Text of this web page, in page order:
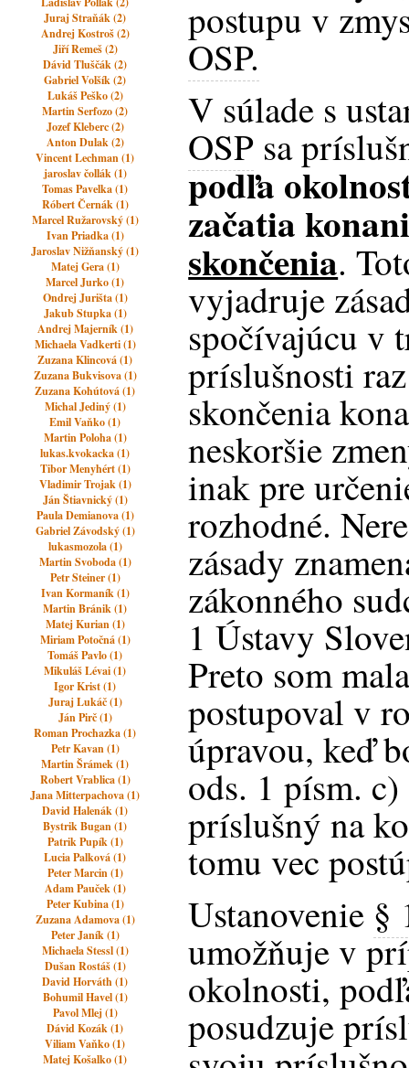
Juraj Straňák (2)
Andrej Kostroš (2)
Jiří Remeš (2)
Dávid Tluščák (2)
Gabriel Volšík (2)
Lukáš Peško (2)
Martin Serfozo (2)
Jozef Kleberc (2)
Anton Dulak (2)
Vincent Lechman (1)
jaroslav čollák (1)
Tomas Pavelka (1)
Róbert Černák (1)
Marcel Ružarovský (1)
Ivan Priadka (1)
Jaroslav Nižňanský (1)
Matej Gera (1)
Marcel Jurko (1)
Ondrej Jurišta (1)
Jakub Stupka (1)
Andrej Majerník (1)
Michaela Vadkerti (1)
Zuzana Klincová (1)
Zuzana Bukvisova (1)
Zuzana Kohútová (1)
Michal Jediný (1)
Emil Vaňko (1)
Martin Poloha (1)
lukas.kvokacka (1)
Tibor Menyhért (1)
Vladimir Trojak (1)
Ján Štiavnický (1)
Paula Demianova (1)
Gabriel Závodský (1)
lukasmozola (1)
Martin Svoboda (1)
Petr Steiner (1)
Ivan Kormaník (1)
Martin Bránik (1)
Matej Kurian (1)
Miriam Potočná (1)
Tomáš Pavlo (1)
Mikuláš Lévai (1)
Igor Krist (1)
Juraj Lukáč (1)
Ján Pirč (1)
Roman Prochazka (1)
Petr Kavan (1)
Martin Šrámek (1)
Robert Vrablica (1)
Jana Mitterpachova (1)
David Halenák (1)
Bystrik Bugan (1)
Patrik Pupík (1)
Lucia Palková (1)
Peter Marcin (1)
Adam Pauček (1)
Peter Kubina (1)
Zuzana Adamova (1)
Peter Janík (1)
Michaela Stessl (1)
Dušan Rostáš (1)
David Horváth (1)
Bohumil Havel (1)
Pavol Mlej (1)
Dávid Kozák (1)
Viliam Vaňko (1)
Matej Košalko (1)
postupu v
OSP.
V súlade s
OSP sa
podľa
začatia
skončenia.
vyjadruje
spočívajúcu v
príslušnosti
skončenia
neskoršie
inak pre
rozhodné.
zásady
zákonného
1 Ústavy
Preto som
postupoval v
úpravou, keď
ods. 1 písm.
príslušný na
tomu vec
Ustanovenie §
umožňuje v
okolnosti,
posudzuje